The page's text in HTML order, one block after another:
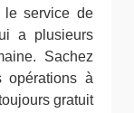
service de
a plusieurs
Sachez
opérations à
gratuit